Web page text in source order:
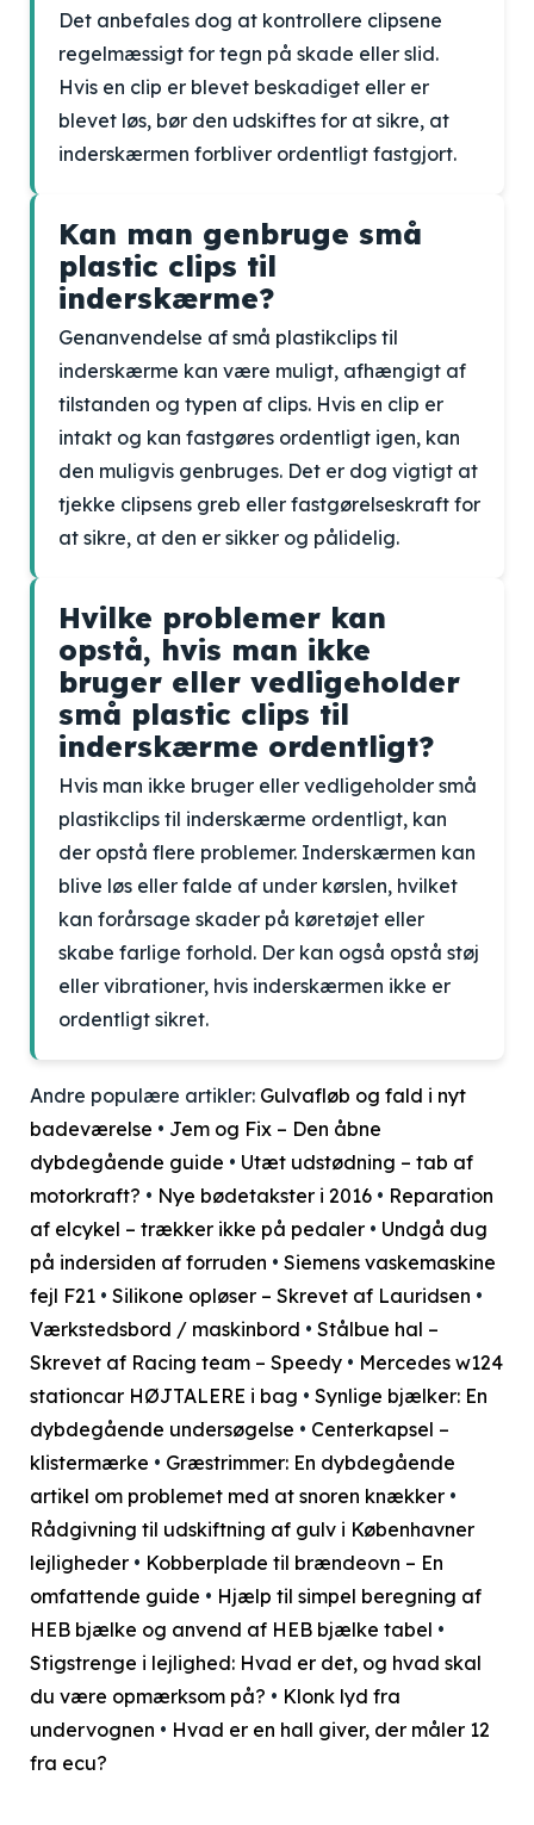
Det anbefales dog at kontrollere clipsene
regelmæssigt for tegn på skade eller slid.
Hvis en clip er blevet beskadiget eller er
blevet løs, bør den udskiftes for at sikre, at
inderskærmen forbliver ordentligt fastgjort.
Kan man genbruge små
plastic clips til
inderskærme?
Genanvendelse af små plastikclips til
inderskærme kan være muligt, afhængigt af
tilstanden og typen af clips. Hvis en clip er
intakt og kan fastgøres ordentligt igen, kan
den muligvis genbruges. Det er dog vigtigt at
tjekke clipsens greb eller fastgørelseskraft for
at sikre, at den er sikker og pålidelig.
Hvilke problemer kan
opstå, hvis man ikke
bruger eller vedligeholder
små plastic clips til
inderskærme ordentligt?
Hvis man ikke bruger eller vedligeholder små
plastikclips til inderskærme ordentligt, kan
der opstå flere problemer. Inderskærmen kan
blive løs eller falde af under kørslen, hvilket
kan forårsage skader på køretøjet eller
skabe farlige forhold. Der kan også opstå støj
eller vibrationer, hvis inderskærmen ikke er
ordentligt sikret.
Andre populære artikler: Gulvafløb og fald i nyt
badeværelse • Jem og Fix – Den åbne
dybdegående guide • Utæt udstødning – tab af
motorkraft? • Nye bødetakster i 2016 • Reparation
af elcykel – trækker ikke på pedaler • Undgå dug
på indersiden af forruden • Siemens vaskemaskine
fejl F21 • Silikone opløser – Skrevet af Lauridsen •
Værkstedsbord / maskinbord • Stålbue hal –
Skrevet af Racing team – Speedy • Mercedes w124
stationcar HØJTALERE i bag • Synlige bjælker: En
dybdegående undersøgelse • Centerkapsel –
klistermærke • Græstrimmer: En dybdegående
artikel om problemet med at snoren knækker •
Rådgivning til udskiftning af gulv i Københavner
lejligheder • Kobberplade til brændeovn – En
omfattende guide • Hjælp til simpel beregning af
HEB bjælke og anvend af HEB bjælke tabel •
Stigstrenge i lejlighed: Hvad er det, og hvad skal
du være opmærksom på? • Klonk lyd fra
undervognen • Hvad er en hall giver, der måler 12
fra ecu?